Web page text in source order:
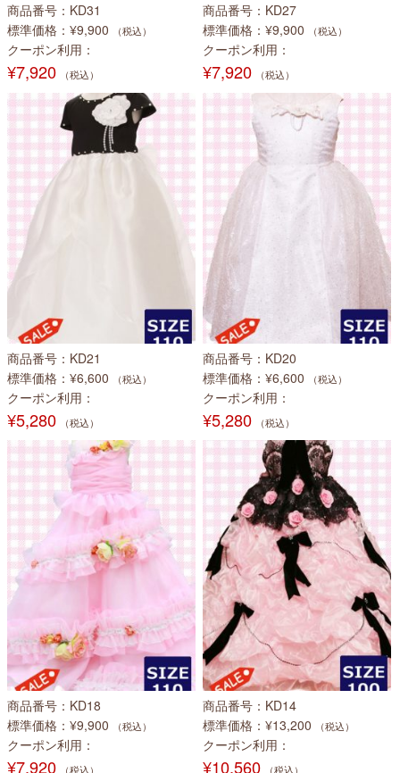
商品番号
KD31
標準価格
¥9,900 （税込）
クーポン利用
¥7,920 （税込）
商品番号
KD27
標準価格
¥9,900 （税込）
クーポン利用
¥7,920 （税込）
商品番号
KD21
標準価格
¥6,600 （税込）
クーポン利用
¥5,280 （税込）
商品番号
KD20
標準価格
¥6,600 （税込）
クーポン利用
¥5,280 （税込）
商品番号
KD18
標準価格
¥9,900 （税込）
クーポン利用
¥7,920 （税込）
商品番号
KD14
標準価格
¥13,200 （税込）
クーポン利用
¥10,560 （税込）